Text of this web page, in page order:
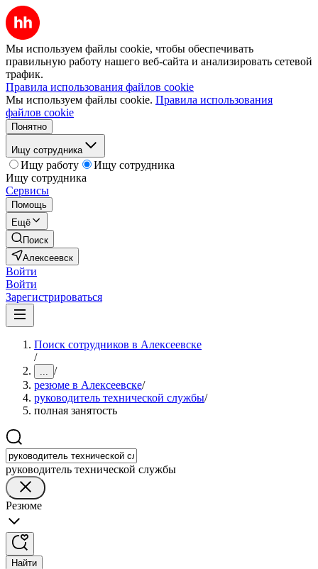
Мы используем файлы cookie, чтобы обеспечивать
правильную работу нашего веб-сайта и анализировать сетевой
трафик.
Правила использования файлов cookie
Мы используем файлы cookie. Правила использования
файлов cookie
Понятно
Ищу сотрудника
Ищу работу
Ищу сотрудника
Ищу сотрудника
Сервисы
Помощь
Ещё
Поиск
Алексеевск
Войти
Войти
Зарегистрироваться
Поиск сотрудников в Алексеевске
/
... /
резюме в Алексеевске/
руководитель технической службы/
полная занятость
руководитель технической службы
Резюме
Найти